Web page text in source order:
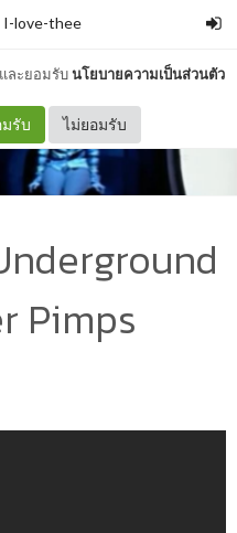
ละยอมรับนโยบายความเป็นส่วนตัว
มรับ ไม่ยอมรับ
I-love-thee
Pimps